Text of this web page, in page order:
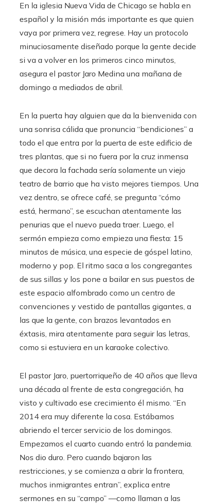
En la iglesia Nueva Vida de Chicago se habla en
español y la misión más importante es que quien
vaya por primera vez, regrese. Hay un protocolo
minuciosamente diseñado porque la gente decide
si va a volver en los primeros cinco minutos,
asegura el pastor Jaro Medina una mañana de
domingo a mediados de abril.
En la puerta hay alguien que da la bienvenida con
una sonrisa cálida que pronuncia “bendiciones” a
todo el que entra por la puerta de este edificio de
tres plantas, que si no fuera por la cruz inmensa
que decora la fachada sería solamente un viejo
teatro de barrio que ha visto mejores tiempos. Una
vez dentro, se ofrece café, se pregunta “cómo
está, hermano”, se escuchan atentamente las
penurias que el nuevo pueda traer. Luego, el
sermón empieza como empieza una fiesta: 15
minutos de música, una especie de góspel latino,
moderno y pop. El ritmo saca a los congregantes
de sus sillas y los pone a bailar en sus puestos de
este espacio alfombrado como un centro de
convenciones y vestido de pantallas gigantes, a
las que la gente, con brazos levantados en
éxtasis, mira atentamente para seguir las letras,
como si estuviera en un karaoke colectivo.
El pastor Jaro, puertorriqueño de 40 años que lleva
una década al frente de esta congregación, ha
visto y cultivado ese crecimiento él mismo. “En
2014 era muy diferente la cosa. Estábamos
abriendo el tercer servicio de los domingos.
Empezamos el cuarto cuando entró la pandemia.
Nos dio duro. Pero cuando bajaron las
restricciones, y se comienza a abrir la frontera,
muchos inmigrantes entran”, explica entre
sermones en su “campo” —como llaman a las